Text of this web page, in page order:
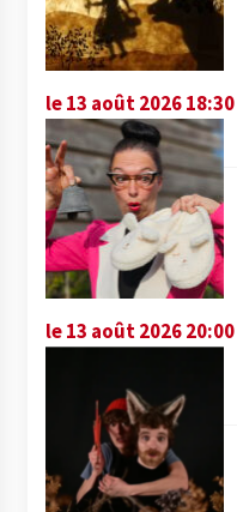
le 13 août 2026 18:30
le 13 août 2026 20:00